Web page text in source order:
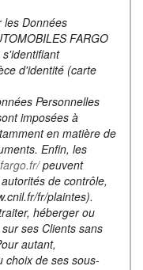
les Données
FARGO
d'identité (carte
Personnelles
imposées à
en matière de
Enfin, les
peuvent
de contrôle,
fr/plaintes).
héberger ou
ses Clients sans
autant,
choix de ses sous-